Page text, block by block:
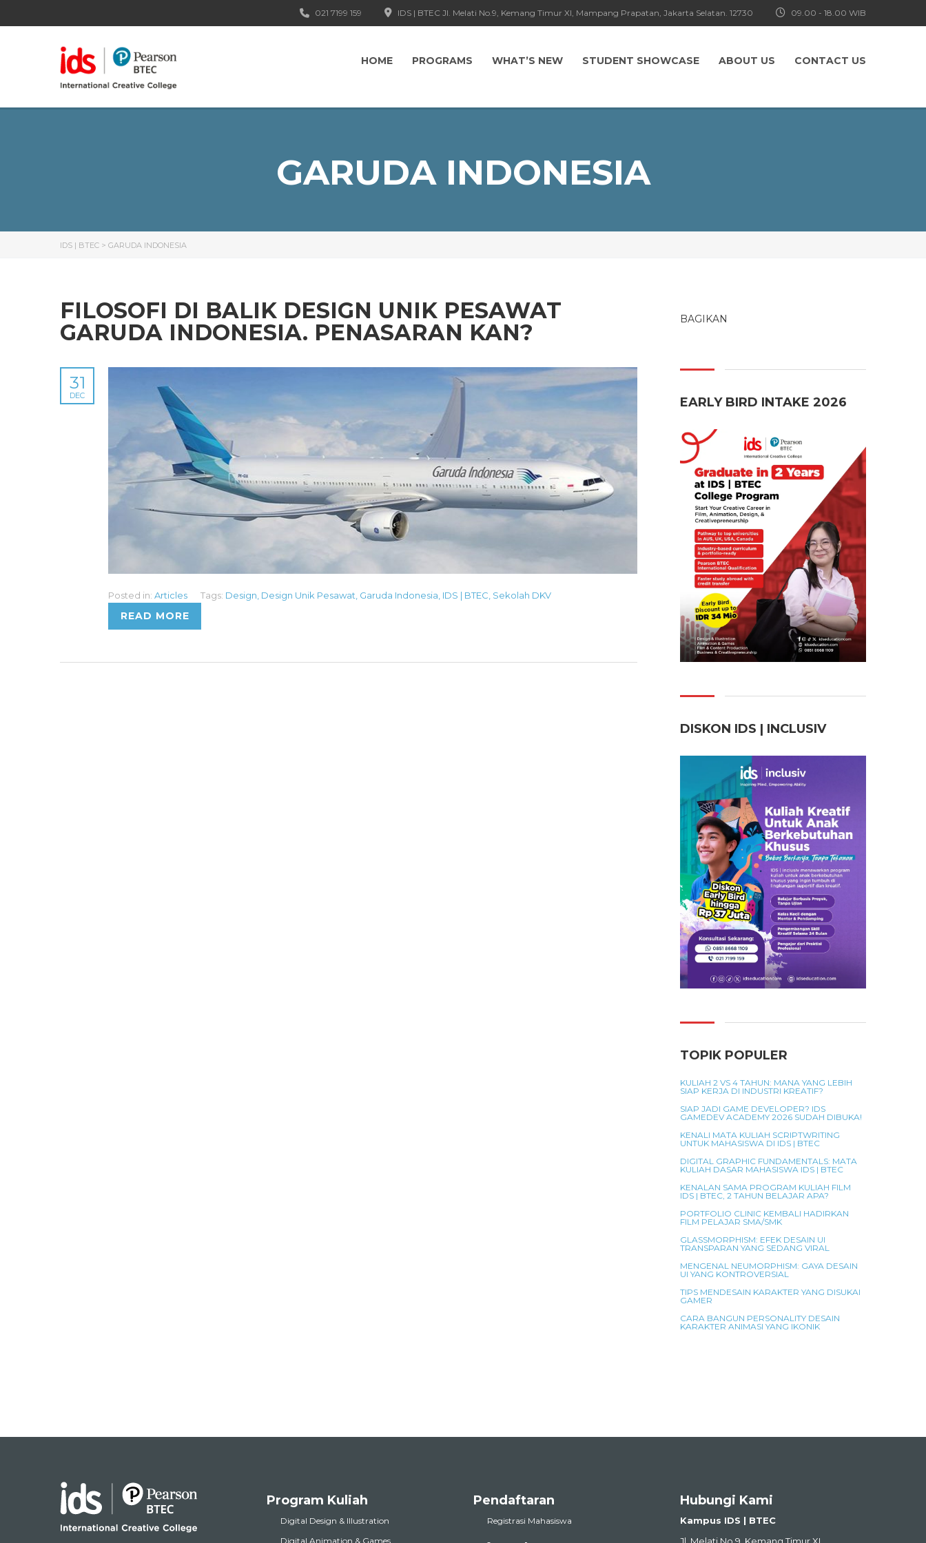
09.00 - 18.00 WIB
IDS | BTEC Jl. Melati No.9, Kemang Timur XI, Mampang Prapatan, Jakarta Selatan. 12730
021 7199 159
HOME PROGRAMS WHAT’S NEW STUDENT SHOWCASE ABOUT US CONTACT US
GARUDA INDONESIA
IDS | BTEC > GARUDA INDONESIA
FILOSOFI DI BALIK DESIGN UNIK PESAWAT
GARUDA INDONESIA. PENASARAN KAN?
31
DEC
Posted in: Articles Tags: Design Design Unik Pesawat Garuda Indonesia IDS | BTEC Sekolah DKV
READ MORE
BAGIKAN
EARLY BIRD INTAKE 2026
DISKON IDS | INCLUSIV
TOPIK POPULER
KULIAH 2 VS 4 TAHUN: MANA YANG LEBIH
SIAP KERJA DI INDUSTRI KREATIF?
SIAP JADI GAME DEVELOPER? IDS
GAMEDEV ACADEMY 2026 SUDAH DIBUKA!
KENALI MATA KULIAH SCRIPTWRITING
UNTUK MAHASISWA DI IDS | BTEC
DIGITAL GRAPHIC FUNDAMENTALS: MATA
KULIAH DASAR MAHASISWA IDS | BTEC
KENALAN SAMA PROGRAM KULIAH FILM
IDS | BTEC, 2 TAHUN BELAJAR APA?
PORTFOLIO CLINIC KEMBALI HADIRKAN
FILM PELAJAR SMA/SMK
GLASSMORPHISM: EFEK DESAIN UI
TRANSPARAN YANG SEDANG VIRAL
MENGENAL NEUMORPHISM: GAYA DESAIN
UI YANG KONTROVERSIAL
TIPS MENDESAIN KARAKTER YANG DISUKAI
GAMER
CARA BANGUN PERSONALITY DESAIN
KARAKTER ANIMASI YANG IKONIK
Program Kuliah
Digital Design & Illustration
Digital Animation & Games
Pendaftaran
Registrasi Mahasiswa
Hubungi Kami
Kampus IDS | BTEC
Jl. Melati No.9, Kemang Timur XI,